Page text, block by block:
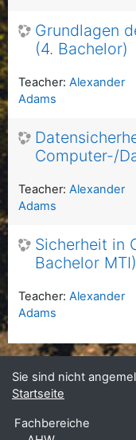
Grundlagen
(4. Bachelor)
Teacher: Alexander
Adams
Computer-/
Teacher: Alexander
Adams
Sicherheit in
Bachelor MTI)
Teacher: Alexander
Adams
Sie sind nicht
Startseite
Fachbereiche